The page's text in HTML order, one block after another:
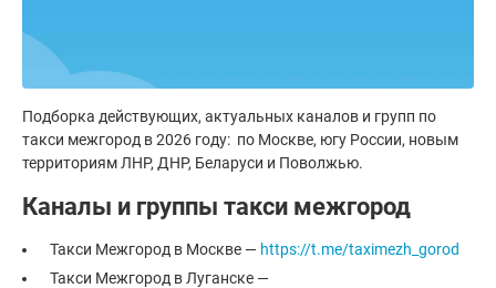
Подборка действующих, актуальных каналов и групп по
такси межгород в 2026 году: по Москве, югу России, новым
территориям ЛНР, ДНР, Беларуси и Поволжью.
Каналы и группы такси межгород
Такси Межгород в Москве — https://t.me/taximezh_gorod
Такси Межгород в Луганске —